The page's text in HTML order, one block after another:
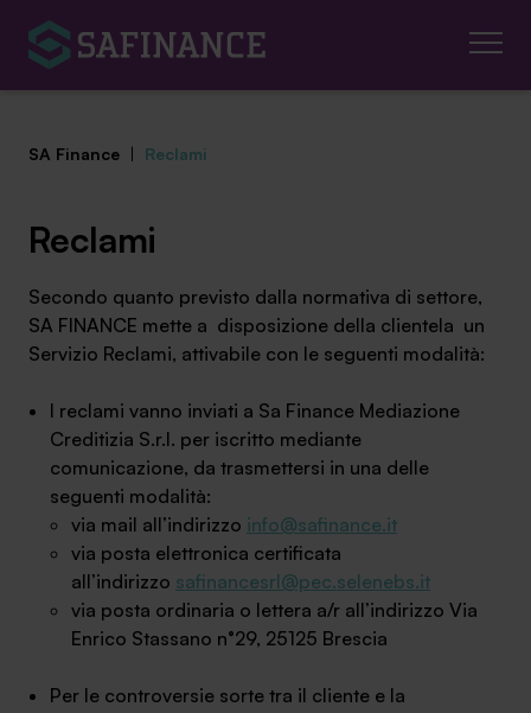
Finanza Agevolata
News ed eventi
Chi siamo
Ambassador
Contatti
SA Finance | Reclami
Reclami
Secondo quanto previsto dalla normativa di settore,
SA FINANCE mette a disposizione della clientela un
Servizio Reclami, attivabile con le seguenti modalità:
I reclami vanno inviati a Sa Finance Mediazione
Creditizia S.r.l. per iscritto mediante
comunicazione, da trasmettersi in una delle
seguenti modalità:
via mail all’indirizzo info@safinance.it
via posta elettronica certificata
all’indirizzo safinancesrl@pec.selenebs.it
via posta ordinaria o lettera a/r all’indirizzo Via
Enrico Stassano n°29, 25125 Brescia
Per le controversie sorte tra il cliente e la